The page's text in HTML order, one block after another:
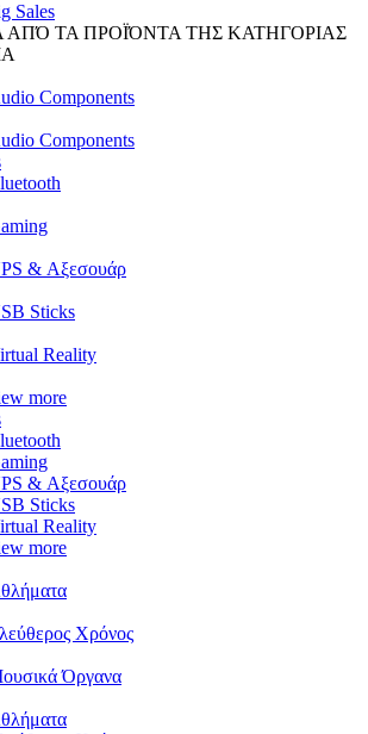
Sales
ΑΠΌ ΤΑ ΠΡΟΪΌΝΤΑ ΤΗΣ ΚΑΤΗΓΟΡΙΑΣ
Components
Components
& Αξεσουάρ
Sticks
Reality
more
& Αξεσουάρ
Sticks
Reality
more
Χρόνος
Όργανα